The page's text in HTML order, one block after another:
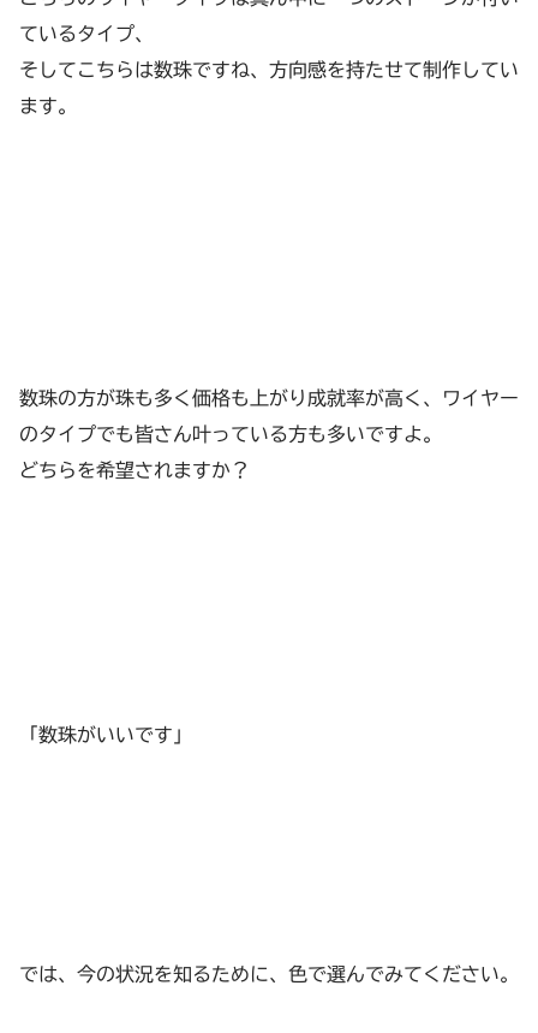
ているタイプ、
そしてこちらは数珠ですね、方向感を持たせて制作してい
ます。
数珠の方が珠も多く価格も上がり成就率が高く、ワイヤー
のタイプでも皆さん叶っている方も多いですよ。
どちらを希望されますか？
「数珠がいいです」
では、今の状況を知るために、色で選んでみてください。